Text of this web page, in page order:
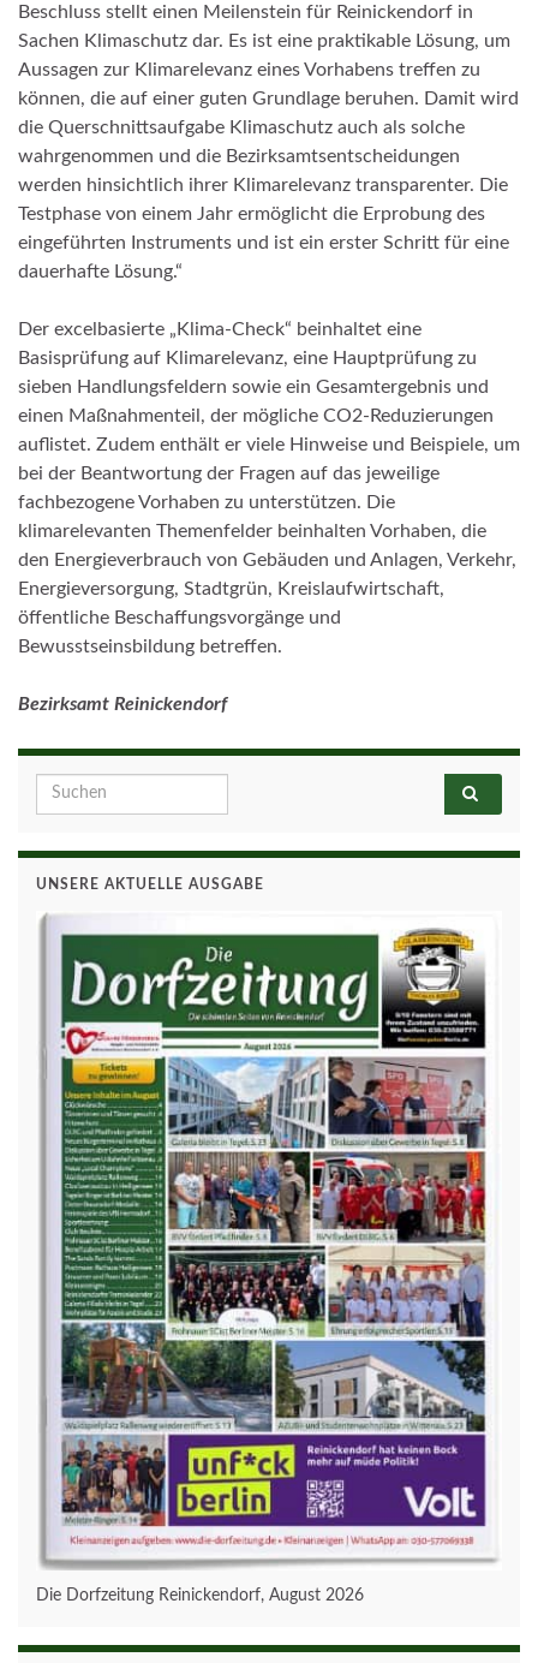
Beschluss stellt einen Meilenstein für Reinickendorf in
Sachen Klimaschutz dar. Es ist eine praktikable Lösung, um
Aussagen zur Klimarelevanz eines Vorhabens treffen zu
können, die auf einer guten Grundlage beruhen. Damit wird
die Querschnittsaufgabe Klimaschutz auch als solche
wahrgenommen und die Bezirksamtsentscheidungen
werden hinsichtlich ihrer Klimarelevanz transparenter. Die
Testphase von einem Jahr ermöglicht die Erprobung des
eingeführten Instruments und ist ein erster Schritt für eine
dauerhafte Lösung.“
Der excelbasierte „Klima-Check“ beinhaltet eine
Basisprüfung auf Klimarelevanz, eine Hauptprüfung zu
sieben Handlungsfeldern sowie ein Gesamtergebnis und
einen Maßnahmenteil, der mögliche CO2-Reduzierungen
auflistet. Zudem enthält er viele Hinweise und Beispiele, um
bei der Beantwortung der Fragen auf das jeweilige
fachbezogene Vorhaben zu unterstützen. Die
klimarelevanten Themenfelder beinhalten Vorhaben, die
den Energieverbrauch von Gebäuden und Anlagen, Verkehr,
Energieversorgung, Stadtgrün, Kreislaufwirtschaft,
öffentliche Beschaffungsvorgänge und
Bewusstseinsbildung betreffen.
Bezirksamt Reinickendorf
Search for:
UNSERE AKTUELLE AUSGABE
Die Dorfzeitung Reinickendorf, August 2026